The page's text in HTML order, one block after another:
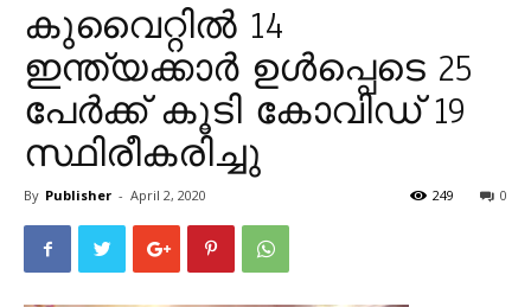
കുവൈറ്റില്‍ 14
ഇന്ത്യക്കാര്‍ ഉൾപ്പെടെ 25
പേർക്ക് കൂടി കോവിഡ് 19
സ്ഥിരീകരിച്ചു
By Publisher - April 2, 2020 0
249